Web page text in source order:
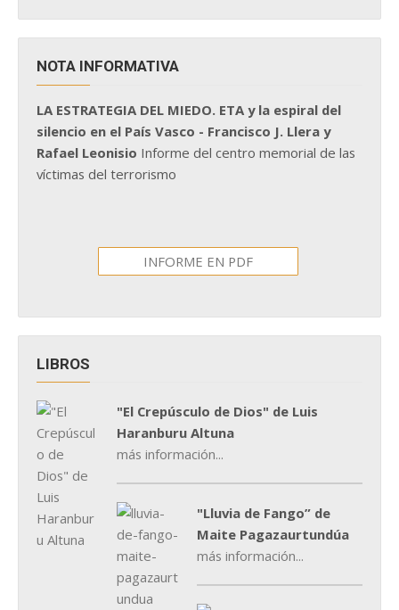
NOTA INFORMATIVA
LA ESTRATEGIA DEL MIEDO. ETA y la espiral del
silencio en el País Vasco - Francisco J. Llera y
Rafael Leonisio Informe del centro memorial de las
víctimas del terrorismo
INFORME EN PDF
LIBROS
"El Crepúsculo de Dios" de Luis
Haranburu Altuna
más información...
"Lluvia de Fango” de
Maite Pagazaurtundúa
más información...